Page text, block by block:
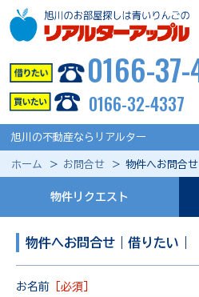
0166-37-
0166-32-4337
旭川の不動産ならリアルター
ホーム お問合せ 物件へお問合せ
物件リクエスト
物件へお問合せ｜借りたい｜
お名前 ［必須］